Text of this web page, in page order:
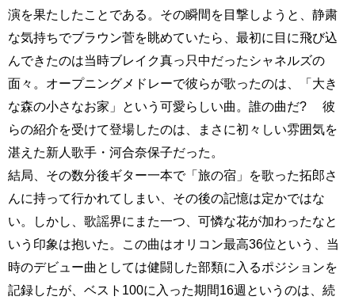
演を果たしたことである。その瞬間を目撃しようと、静粛
な気持ちでブラウン菅を眺めていたら、最初に目に飛び込
んできたのは当時ブレイク真っ只中だったシャネルズの
面々。オープニングメドレーで彼らが歌ったのは、「大き
な森の小さなお家」という可愛らしい曲。誰の曲だ? 彼
らの紹介を受けて登場したのは、まさに初々しい雰囲気を
湛えた新人歌手・河合奈保子だった。
結局、その数分後ギター一本で「旅の宿」を歌った拓郎さ
んに持って行かれてしまい、その後の記憶は定かではな
い。しかし、歌謡界にまた一つ、可憐な花が加わったなと
いう印象は抱いた。この曲はオリコン最高36位という、当
時のデビュー曲としては健闘した部類に入るポジションを
記録したが、ベスト100に入った期間16週というのは、続